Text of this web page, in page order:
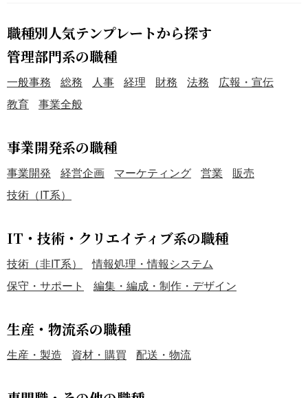
職種別人気テンプレートから探す
管理部門系の職種
一般事務 総務 人事 経理 財務 法務
広報・宣伝
教育
事業全般
事業開発系の職種
事業開発 経営企画 マーケティング 営業
販売
技術（IT系）
IT・技術・クリエイティブ系の職種
技術（非IT系）
情報処理・情報システム
保守・サポート
編集・編成・制作・デザイン
生産・物流系の職種
生産・製造 資材・購買 配送・物流